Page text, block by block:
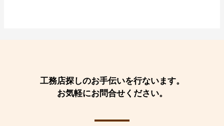
工務店探しのお手伝いを行ないます。
お気軽にお問合せください。